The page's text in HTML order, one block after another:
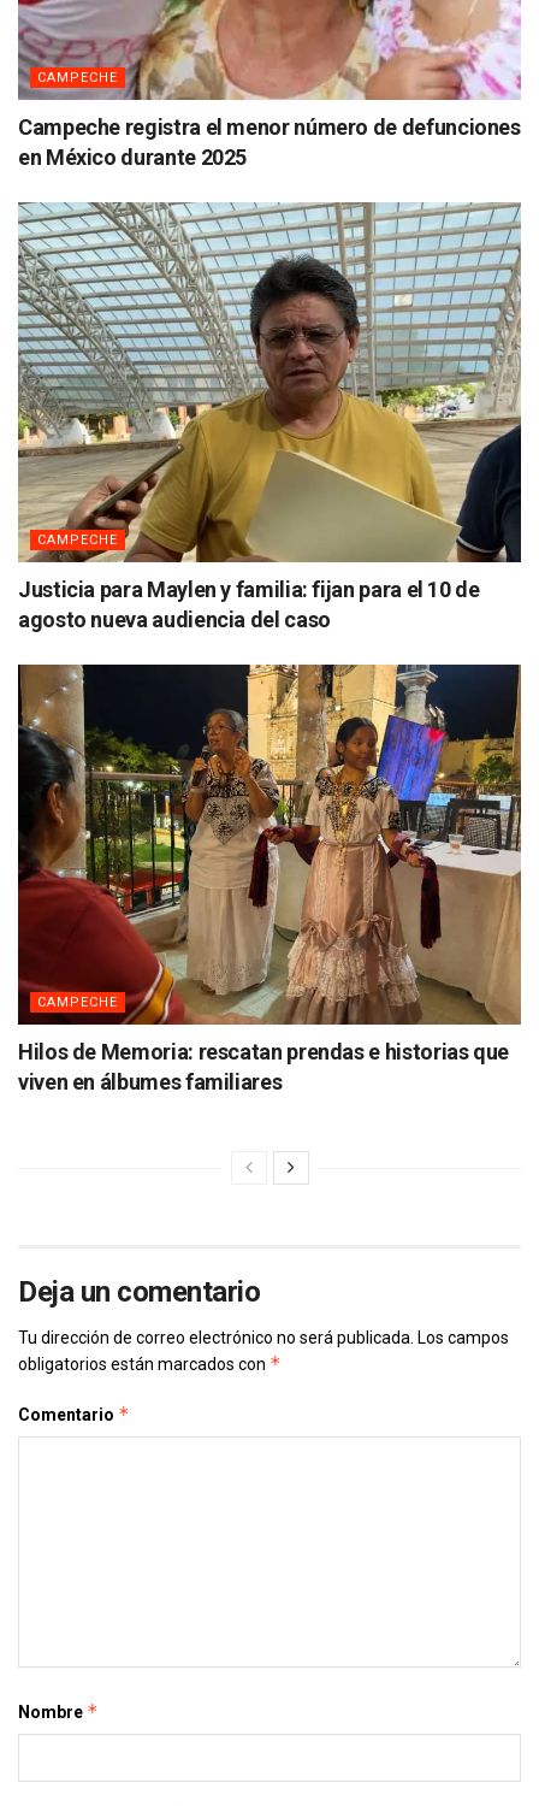
CAMPECHE
Campeche registra el menor número de defunciones
en México durante 2025
CAMPECHE
Justicia para Maylen y familia: fijan para el 10 de
agosto nueva audiencia del caso
CAMPECHE
Hilos de Memoria: rescatan prendas e historias que
viven en álbumes familiares
Deja un comentario
Tu dirección de correo electrónico no será publicada. Los campos
obligatorios están marcados con *
Comentario *
Nombre *